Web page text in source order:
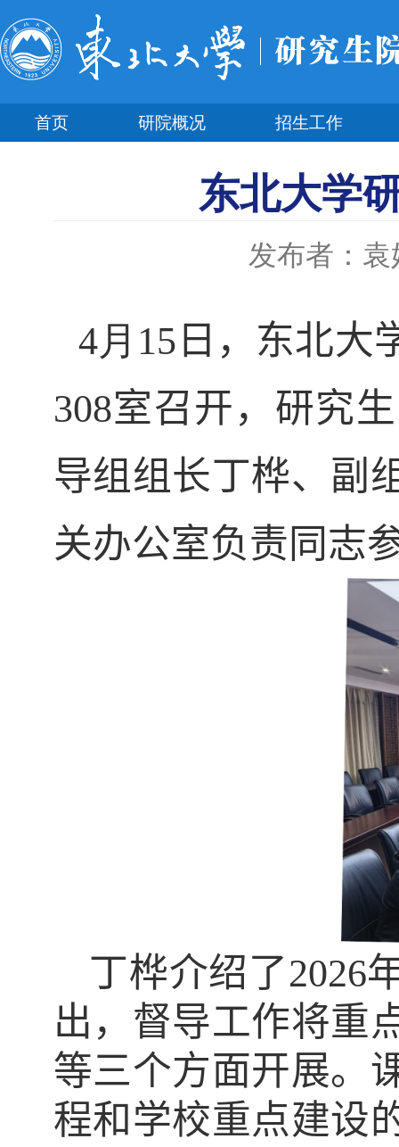
首页 研院概况 招生工作
东北大学
发布者：袁
4月 15 日，东北大
308室召开，研究
导组组长丁桦、副
关办公室负责同志
丁桦介绍了2026
出，督导工作将重
等三个方面开展。
程和学校重点建设